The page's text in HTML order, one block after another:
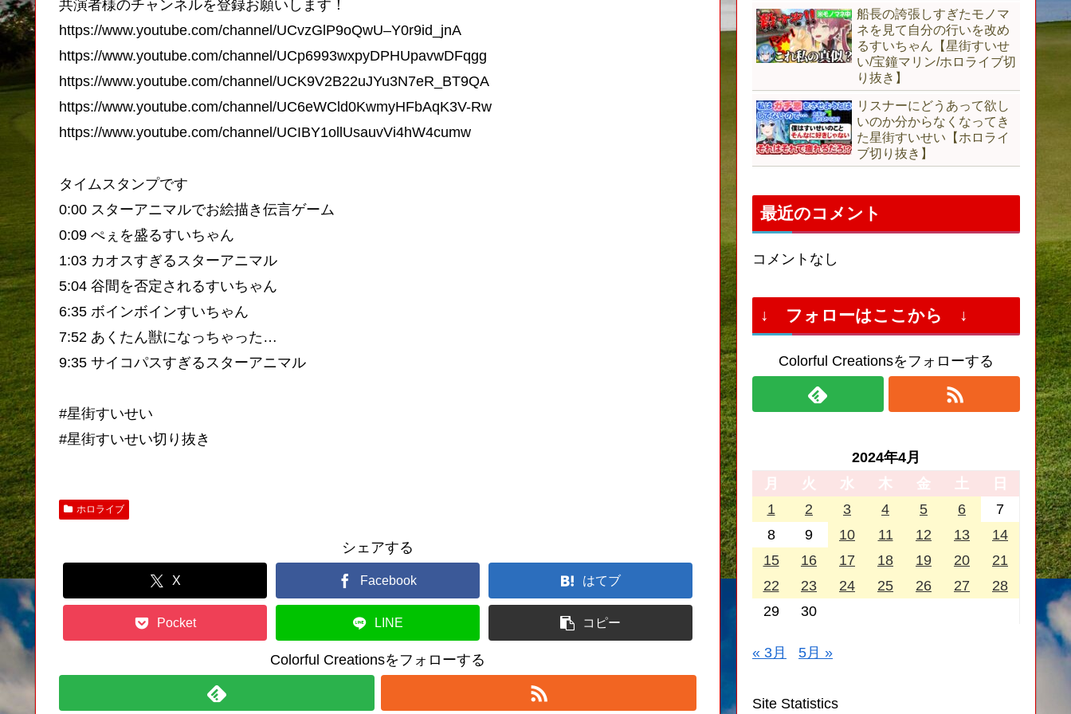
共演者様のチャンネルを登録お願いします！
https://www.youtube.com/channel/UCvzGlP9oQwU–Y0r9id_jnA
https://www.youtube.com/channel/UCp6993wxpyDPHUpavwDFqgg
https://www.youtube.com/channel/UCK9V2B22uJYu3N7eR_BT9QA
https://www.youtube.com/channel/UC6eWCld0KwmyHFbAqK3V-Rw
https://www.youtube.com/channel/UCIBY1ollUsauvVi4hW4cumw
タイムスタンプです
0:00 スターアニマルでお絵描き伝言ゲーム
0:09 ぺぇを盛るすいちゃん
1:03 カオスすぎるスターアニマル
5:04 谷間を否定されるすいちゃん
6:35 ボインボインすいちゃん
7:52 あくたん獣になっちゃった…
9:35 サイコパスすぎるスターアニマル
#星街すいせい
#星街すいせい切り抜き
ホロライブ
シェアする
X Facebook はてブ
Pocket LINE コピー
Colorful Creationsをフォローする
船長の誇張しすぎたモノマ
ネを見て自分の行いを改め
るすいちゃん【星街すいせ
い/宝鐘マリン/ホロライブ切
り抜き】
リスナーにどうあって欲し
いのか分からなくなってき
た星街すいせい【ホロライ
ブ切り抜き】
最近のコメント
コメントなし
↓ フォローはここから ↓
Colorful Creationsをフォローする
2024年4月
月
火 水 木 金 土
日
1
2 3 4 5 6
7
8
9 10 11 12 13
14
15
16 17 18 19 20
21
22
23 24 25 26 27
28
29
30
« 3月 5月 »
Site Statistics